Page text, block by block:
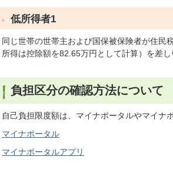
低所得者1
同じ世帯の世帯主および国保被保険者が住民
所得は控除額を82.65万円として計算）を差
負担区分の確認方法について
自己負担限度額は、マイナポータルやマイナ
マイナポータル
マイナポータルアプリ